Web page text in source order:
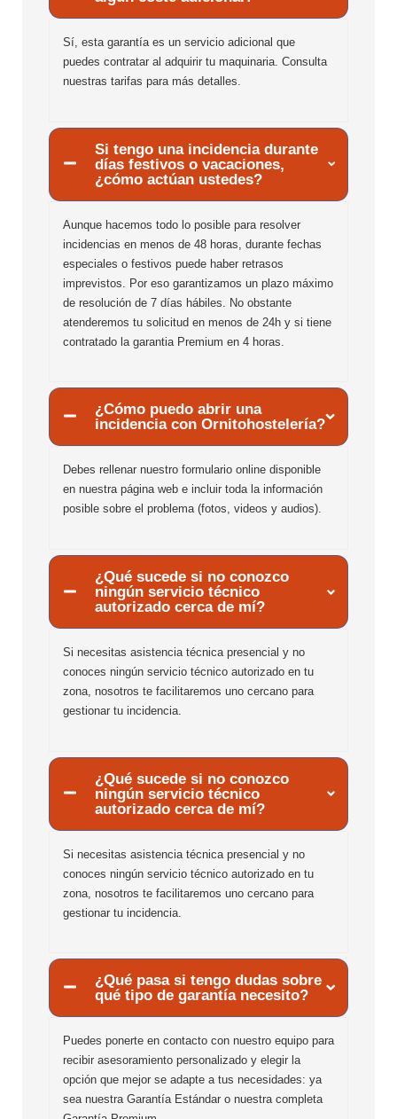
Sí, esta garantía es un servicio adicional que
puedes contratar al adquirir tu maquinaria. Consulta
nuestras tarifas para más detalles.
Si tengo una incidencia durante
días festivos o vacaciones,
¿cómo actúan ustedes?
Aunque hacemos todo lo posible para resolver
incidencias en menos de 48 horas, durante fechas
especiales o festivos puede haber retrasos
imprevistos. Por eso garantizamos un plazo máximo
de resolución de 7 días hábiles. No obstante
atenderemos tu solicitud en menos de 24h y si tiene
contratado la garantia Premium en 4 horas.
¿Cómo puedo abrir una
incidencia con Ornitohostelería?
Debes rellenar nuestro formulario online disponible
en nuestra página web e incluir toda la información
posible sobre el problema (fotos, videos y audios).
¿Qué sucede si no conozco
ningún servicio técnico
autorizado cerca de mí?
Si necesitas asistencia técnica presencial y no
conoces ningún servicio técnico autorizado en tu
zona, nosotros te facilitaremos uno cercano para
gestionar tu incidencia.
¿Qué sucede si no conozco
ningún servicio técnico
autorizado cerca de mí?
Si necesitas asistencia técnica presencial y no
conoces ningún servicio técnico autorizado en tu
zona, nosotros te facilitaremos uno cercano para
gestionar tu incidencia.
¿Qué pasa si tengo dudas sobre
qué tipo de garantía necesito?
Puedes ponerte en contacto con nuestro equipo para
recibir asesoramiento personalizado y elegir la
opción que mejor se adapte a tus necesidades: ya
sea nuestra Garantía Estándar o nuestra completa